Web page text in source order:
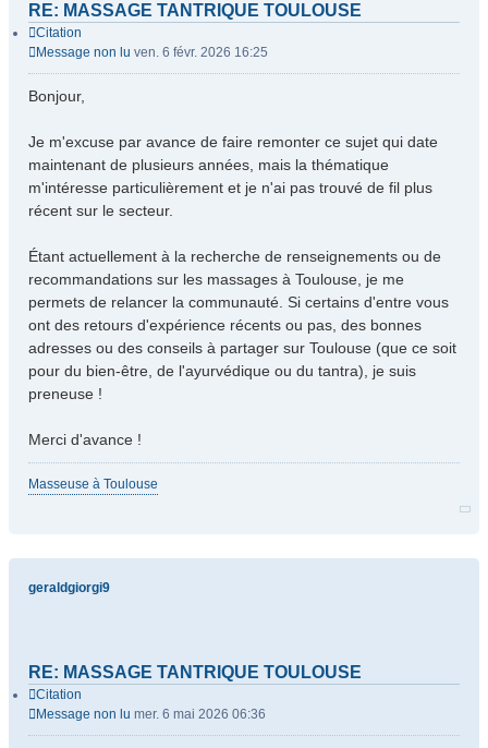
RE: MASSAGE TANTRIQUE TOULOUSE
Citation
Message non lu ven. 6 févr. 2026 16:25
Bonjour,
Je m'excuse par avance de faire remonter ce sujet qui date
maintenant de plusieurs années, mais la thématique
m'intéresse particulièrement et je n'ai pas trouvé de fil plus
récent sur le secteur.
Étant actuellement à la recherche de renseignements ou de
recommandations sur les massages à Toulouse, je me
permets de relancer la communauté. Si certains d'entre vous
ont des retours d'expérience récents ou pas, des bonnes
adresses ou des conseils à partager sur Toulouse (que ce soit
pour du bien-être, de l'ayurvédique ou du tantra), je suis
preneuse !
Merci d'avance !
Masseuse à Toulouse
geraldgiorgi9
RE: MASSAGE TANTRIQUE TOULOUSE
Citation
Message non lu mer. 6 mai 2026 06:36